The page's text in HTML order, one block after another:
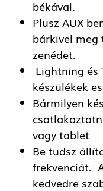
békával.
Plusz AUX
bárkivel
zenédet.
Lightning és
készülékek
Bármilyen
vagy tablet
Be tudsz
frekvenciát.
kedvedre